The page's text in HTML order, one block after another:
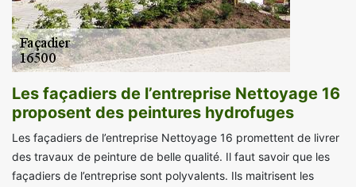
Les façadiers de l’entreprise Nettoyage 16
proposent des peintures hydrofuges
Les façadiers de l’entreprise Nettoyage 16 promettent de livrer
des travaux de peinture de belle qualité. Il faut savoir que les
façadiers de l’entreprise sont polyvalents. Ils maitrisent les